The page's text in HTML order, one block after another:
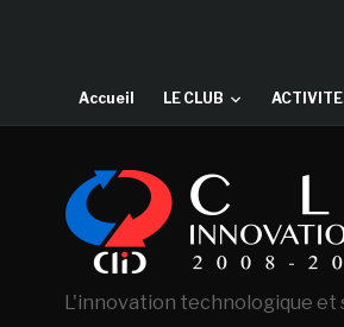
Accueil LE CLUB
L'innovation technologique et